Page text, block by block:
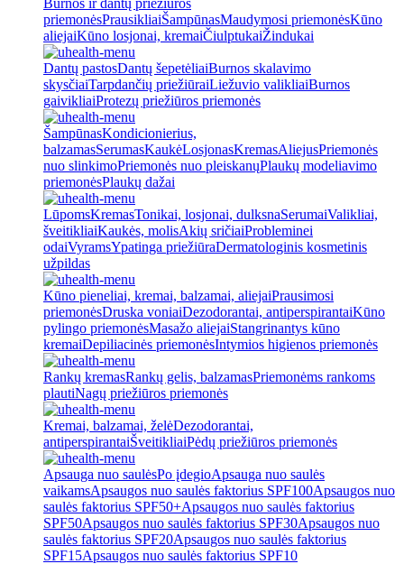
Burnos ir dantų priežiūros
priemonėsPrausikliaiŠampūnasMaudymosi priemonėsKūno
aliejaiKūno losjonai, kremaiČiulptukaiŽindukai
Dantų pastosDantų šepetėliaiBurnos skalavimo
skysčiaiTarpdančių priežiūraiLiežuvio valikliaiBurnos
gaivikliaiProtezų priežiūros priemonės
ŠampūnasKondicionierius,
balzamasSerumasKaukėLosjonasKremasAliejusPriemonės
nuo slinkimoPriemonės nuo pleiskanųPlaukų modeliavimo
priemonėsPlaukų dažai
LūpomsKremasTonikai, losjonai, dulksnaSerumaiValikliai,
šveitikliaiKaukės, molisAkių sričiaiProbleminei
odaiVyramsYpatinga priežiūraDermatologinis kosmetinis
užpildas
Kūno pieneliai, kremai, balzamai, aliejaiPrausimosi
priemonėsDruska voniaiDezodorantai, antiperspirantaiKūno
pylingo priemonėsMasažo aliejaiStangrinantys kūno
kremaiDepiliacinės priemonėsIntymios higienos priemonės
Rankų kremasRankų gelis, balzamasPriemonėms rankoms
plautiNagų priežiūros priemonės
Kremai, balzamai, želėDezodorantai,
antiperspirantaiŠveitikliaiPėdų priežiūros priemonės
Apsauga nuo saulėsPo įdegioApsauga nuo saulės
vaikamsApsaugos nuo saulės faktorius SPF100Apsaugos nuo
saulės faktorius SPF50+Apsaugos nuo saulės faktorius
SPF50Apsaugos nuo saulės faktorius SPF30Apsaugos nuo
saulės faktorius SPF20Apsaugos nuo saulės faktorius
SPF15Apsaugos nuo saulės faktorius SPF10